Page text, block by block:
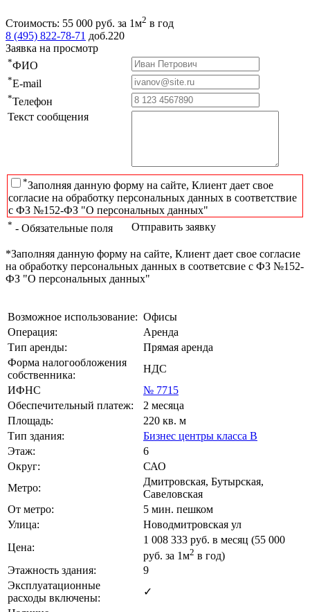
Стоимость: 55 000 руб. за 1м2 в год
8 (495) 822-78-71 доб.220
Заявка на просмотр
*ФИО
*E-mail
*Телефон
Текст сообщения
*Заполняя данную форму на сайте, Клиент дает свое
согласие на обработку персональных данных в соответствие
с ФЗ №152-ФЗ "О персональных данных"
* - Обязательные поля Отправить заявку
*Заполняя данную форму на сайте, Клиент дает свое согласие
на обработку персональных данных в соответсвие с ФЗ №152-
ФЗ "О персональных данных"
Возможное использование: Офисы
Операция:
Аренда
Тип аренды:
Прямая аренда
Форма налогообложения
собственника:
НДС
ИФНС
№ 7715
Обеспечительный платеж:
2 месяца
Площадь:
220 кв. м
Тип здания:
Бизнес центры класса B
Этаж:
6
Округ:
САО
Метро:
Дмитровская, Бутырская,
Савеловская
От метро:
5 мин. пешком
Улица:
Новодмитровская ул
Цена:
1 008 333 руб. в месяц (55 000
руб. за 1м2 в год)
Этажность здания:
9
Эксплуатационные
расходы включены:
✓